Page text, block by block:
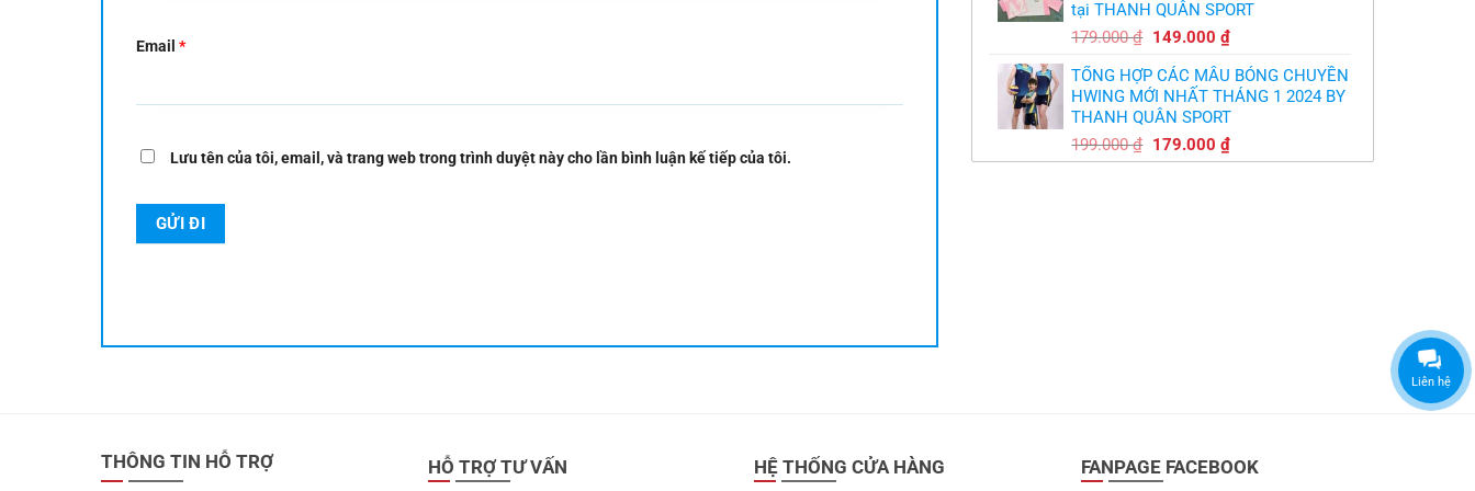
Email *
Lưu tên của tôi, email, và trang web trong trình duyệt này cho lần bình luận kế tiếp của tôi.
149.000 ₫.
tại THANH QUÂN SPORT
179.000₫ Giá
là:
179.000 ₫.
149.000 ₫Giá
tại
là:
TỔNG HỢP CÁC MẪU BÓNG CHUYỀN
HWING MỚI NHẤT THÁNG 1 2024 BY
THANH QUÂN SPORT
199.000₫ Giá
gốc
179.000 ₫Giá
hiện
THÔNG TIN HỖ TRỢ HỖ TRỢ TƯ VẤN HỆ THỐNG CỬA HÀNG FANPAGE FACEBOOK
Liên hệ